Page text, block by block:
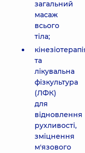
загальний
масаж
всього
тіла;
та
лікувальна
фізкультура
(ЛФК)
для
відновлення
рухливості,
зміцнення
м'язового